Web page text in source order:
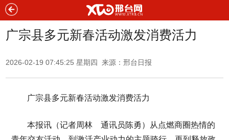
广宗县多元新春活动激发消费活力
2026-02-19 07:45:25 星期四 来源：邢台日报
广宗县多元新春活动激发消费活力
本报讯（记者周林 通讯员陈勇）从点燃商圈热情的